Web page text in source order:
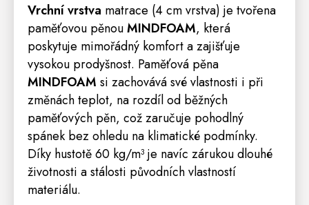
Vrchní vrstva matrace (4 cm vrstva) je tvořena
paměťovou pěnouMINDFOAM, která
poskytuje mimořádný komfort a zajišťuje
vysokou prodyšnost. Paměťová pěna
MINDFOAM si zachovává své vlastnosti i při
změnách teplot, na rozdíl od běžných
paměťových pěn, což zaručuje pohodlný
spánek bez ohledu na klimatické podmínky.
Díky hustotě 60 kg/m³ je navíc zárukou dlouhé
životnosti a stálosti původních vlastností
materiálu.